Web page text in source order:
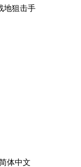
地狙击手
体中文